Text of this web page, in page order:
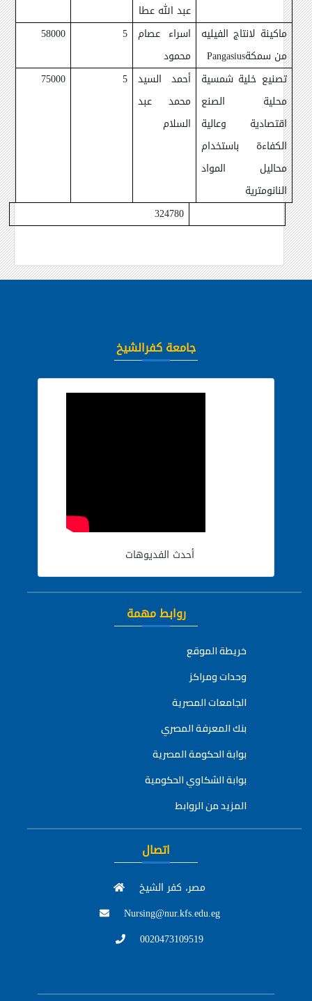
عبد الله عطا
ماكينة لانتاج الفيليه
من سمكةPangasius
اسراء عصام
محمود
5
58000
تصنيع خلية شمسية
محلية الصنع
اقتصادية وعالية
الكفاءة باستخدام
محاليل المواد
النانومترية
أحمد السيد
محمد عبد
السلام
5
75000
324780
جامعة كفرالشيخ
أحدث الفديوهات
روابط مهمة
خريطة الموقع
وحدات ومراكز
الجامعات المصرية
بنك المعرفة المصري
بوابة الحكومة المصرية
بوابة الشكاوي الحكومية
المزيد من الروابط
اتصال
مصر، كفر الشيخ
Nursing@nur.kfs.edu.eg
0020473109519